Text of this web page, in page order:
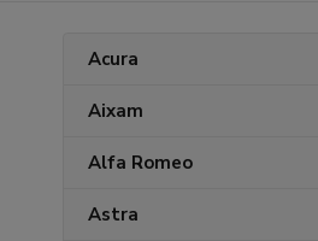
Acura
Aixam
Alfa Romeo
Astra